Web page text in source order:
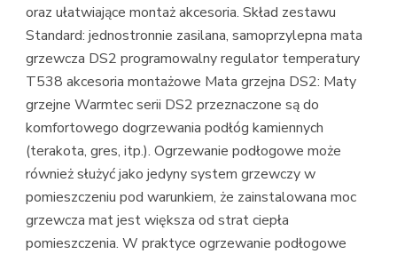
oraz ułatwiające montaż akcesoria. Skład zestawu
Standard: jednostronnie zasilana, samoprzylepna mata
grzewcza DS2 programowalny regulator temperatury
T538 akcesoria montażowe Mata grzejna DS2: Maty
grzejne Warmtec serii DS2 przeznaczone są do
komfortowego dogrzewania podłóg kamiennych
(terakota, gres, itp.). Ogrzewanie podłogowe może
również służyć jako jedyny system grzewczy w
pomieszczeniu pod warunkiem, że zainstalowana moc
grzewcza mat jest większa od strat ciepła
pomieszczenia. W praktyce ogrzewanie podłogowe